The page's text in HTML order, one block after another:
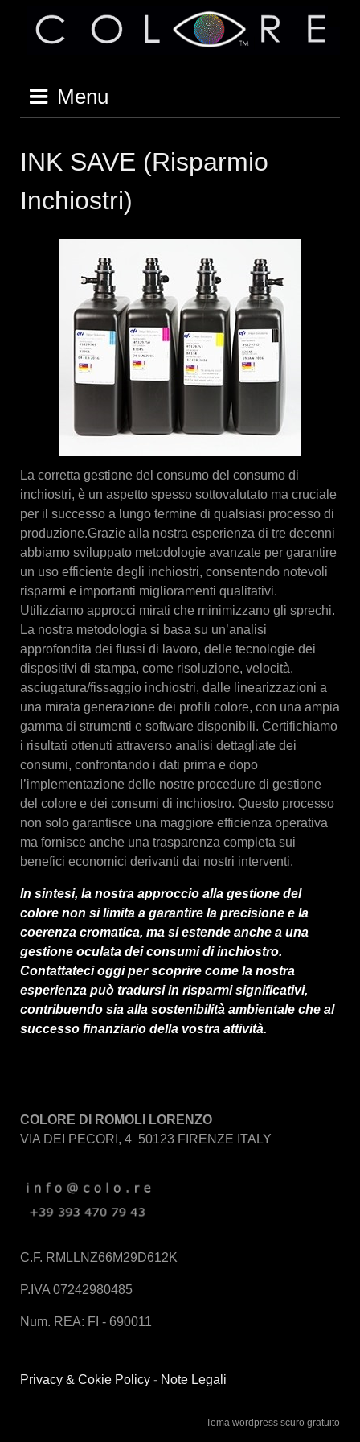
contenuto
Menu
INK SAVE (Risparmio
Inchiostri)
La corretta gestione del consumo del consumo di
inchiostri, è un aspetto spesso sottovalutato ma cruciale
per il successo a lungo termine di qualsiasi processo di
produzione.Grazie alla nostra esperienza di tre decenni
abbiamo sviluppato metodologie avanzate per garantire
un uso efficiente degli inchiostri, consentendo notevoli
risparmi e importanti miglioramenti qualitativi.
Utilizziamo approcci mirati che minimizzano gli sprechi.
La nostra metodologia si basa su un’analisi
approfondita dei flussi di lavoro, delle tecnologie dei
dispositivi di stampa, come risoluzione, velocità,
asciugatura/fissaggio inchiostri, dalle linearizzazioni a
una mirata generazione dei profili colore, con una ampia
gamma di strumenti e software disponibili. Certifichiamo
i risultati ottenuti attraverso analisi dettagliate dei
consumi, confrontando i dati prima e dopo
l’implementazione delle nostre procedure di gestione
del colore e dei consumi di inchiostro. Questo processo
non solo garantisce una maggiore efficienza operativa
ma fornisce anche una trasparenza completa sui
benefici economici derivanti dai nostri interventi.
In sintesi, la nostra approccio alla gestione del
colore non si limita a garantire la precisione e la
coerenza cromatica, ma si estende anche a una
gestione oculata dei consumi di inchiostro.
Contattateci oggi per scoprire come la nostra
esperienza può tradursi in risparmi significativi,
contribuendo sia alla sostenibilità ambientale che al
successo finanziario della vostra attività.
COLORE DI ROMOLI LORENZO
VIA DEI PECORI, 4 50123 FIRENZE ITALY
C.F. RMLLNZ66M29D612K
P.IVA 07242980485
Num. REA: FI - 690011
Privacy & Cokie Policy - Note Legali
Tema wordpress scuro gratuito